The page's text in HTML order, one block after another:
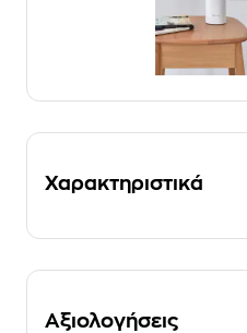
Χαρακτηριστικά
Αξιολογήσεις